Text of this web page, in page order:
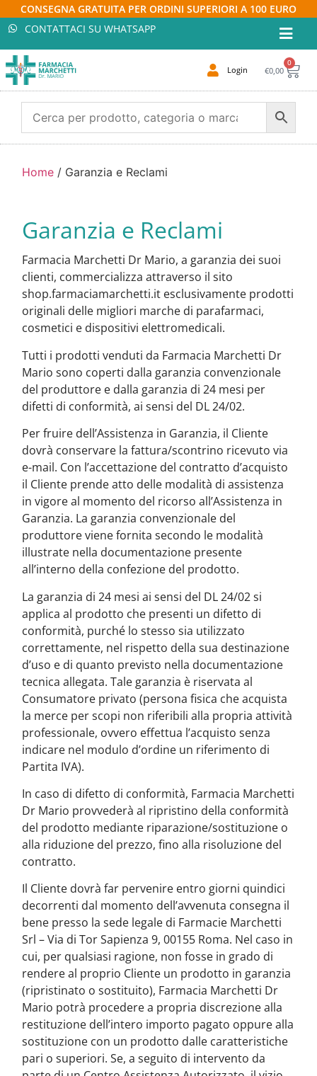
CONSEGNA GRATUITA PER ORDINI SUPERIORI A 100 EURO
CONTATTACI SU WHATSAPP
Login €0,00
0
Home / Garanzia e Reclami
Garanzia e Reclami
Farmacia Marchetti Dr Mario, a garanzia dei suoi
clienti, commercializza attraverso il sito
shop.farmaciamarchetti.it esclusivamente prodotti
originali delle migliori marche di parafarmaci,
cosmetici e dispositivi elettromedicali.
Tutti i prodotti venduti da Farmacia Marchetti Dr
Mario sono coperti dalla garanzia convenzionale
del produttore e dalla garanzia di 24 mesi per
difetti di conformità, ai sensi del DL 24/02.
Per fruire dell’Assistenza in Garanzia, il Cliente
dovrà conservare la fattura/scontrino ricevuto via
e-mail. Con l’accettazione del contratto d’acquisto
il Cliente prende atto delle modalità di assistenza
in vigore al momento del ricorso all’Assistenza in
Garanzia. La garanzia convenzionale del
produttore viene fornita secondo le modalità
illustrate nella documentazione presente
all’interno della confezione del prodotto.
La garanzia di 24 mesi ai sensi del DL 24/02 si
applica al prodotto che presenti un difetto di
conformità, purché lo stesso sia utilizzato
correttamente, nel rispetto della sua destinazione
d’uso e di quanto previsto nella documentazione
tecnica allegata. Tale garanzia è riservata al
Consumatore privato (persona fisica che acquista
la merce per scopi non riferibili alla propria attività
professionale, ovvero effettua l’acquisto senza
indicare nel modulo d’ordine un riferimento di
Partita IVA).
In caso di difetto di conformità, Farmacia Marchetti
Dr Mario provvederà al ripristino della conformità
del prodotto mediante riparazione/sostituzione o
alla riduzione del prezzo, fino alla risoluzione del
contratto.
Il Cliente dovrà far pervenire entro giorni quindici
decorrenti dal momento dell’avvenuta consegna il
bene presso la sede legale di Farmacie Marchetti
Srl – Via di Tor Sapienza 9, 00155 Roma. Nel caso in
cui, per qualsiasi ragione, non fosse in grado di
rendere al proprio Cliente un prodotto in garanzia
(ripristinato o sostituito), Farmacia Marchetti Dr
Mario potrà procedere a propria discrezione alla
restituzione dell’intero importo pagato oppure alla
sostituzione con un prodotto dalle caratteristiche
pari o superiori. Se, a seguito di intervento da